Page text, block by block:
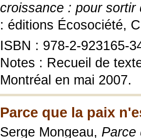
croissance : pour
: éditions Écosociété,
ISBN : 978-2-923165-
Notes : Recueil de
Montréal en mai 2007.
Parce que la paix
Serge Mongeau, Parce